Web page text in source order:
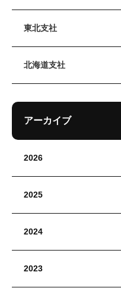
東北支社
北海道支社
アーカイブ
2026
2025
2024
2023